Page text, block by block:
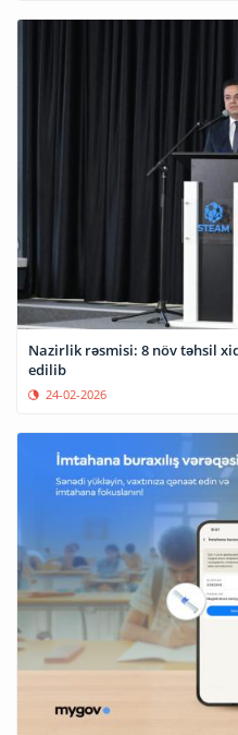
Nazirlik rəsmisi: 8 növ təhsil
edilib
24-02-2026